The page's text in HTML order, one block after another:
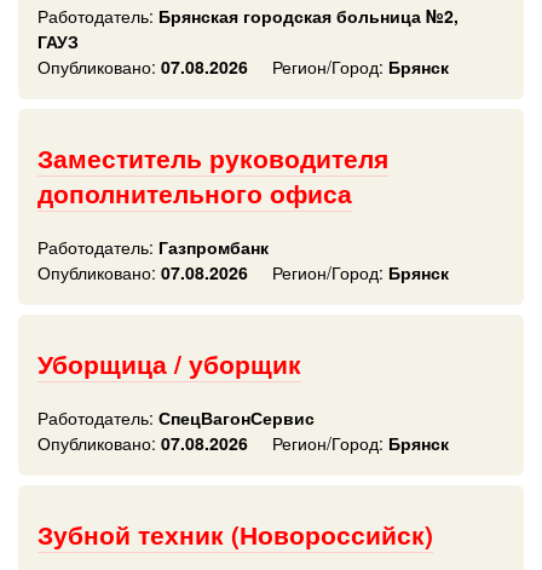
Работодатель: Брянская городская больница №2,
ГАУЗ
Опубликовано: 07.08.2026 Регион/Город: Брянск
Заместитель руководителя
дополнительного офиса
Работодатель: Газпромбанк
Опубликовано: 07.08.2026 Регион/Город: Брянск
Уборщица / уборщик
Работодатель: СпецВагонСервис
Опубликовано: 07.08.2026 Регион/Город: Брянск
Зубной техник (Новороссийск)